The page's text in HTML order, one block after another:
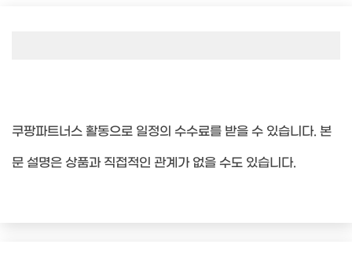
쿠팡파트너스 활동으로 일정의 수수료를 받을 수 있습니다. 본
문 설명은 상품과 직접적인 관계가 없을 수도 있습니다.